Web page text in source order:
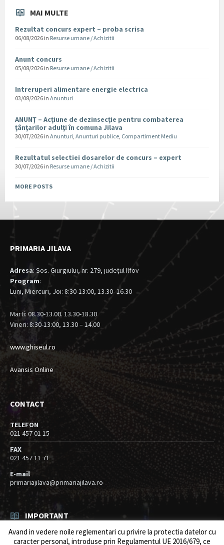
MAI MULTE
Rezultat concurs expert – proba scrisa
06/08/2026 in Resurse umane / Achizitii
Anunt concurs
05/08/2026 in Resurse umane / Achizitii
Intreruperi alimentare energie electrica
03/08/2026 in Anunturi
ANUNȚ – Acțiune de dezinsecție pentru combaterea
țânțarilor adulți în comuna Jilava
30/07/2026 in Anunturi, Anunturi publice, Compartiment Mediu
Rezultatul selectiei dosarelor de concurs – expert
30/07/2026 in Resurse umane / Achizitii
MORE POSTS
PRIMARIA JILAVA
Adresa: Sos. Giurgiului, nr. 279, judeţul Ilfov
Program:
Luni, Miercuri, Joi: 8:30-13:00, 13.30- 16.30
Marti: 08.30-13.00. 13.30-18.30
Vineri: 8:30-13:00, 13.30 – 14.00
www.ghiseul.ro
Avansis Online
CONTACT
TELEFON
021 457 01 15
FAX
021 457 11 71
E-mail
primariajilava@primariajilava.ro
IMPORTANT
Rezultat concurs expert – proba scrisa
Avand in vedere noile reglementari cu privire la protectia datelor cu
caracter personal, introduse prin Regulamentul UE 2016/679, ce